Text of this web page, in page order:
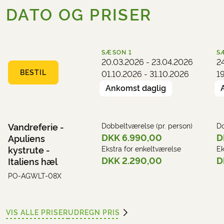
DATO OG PRISER
BESTIL
Vandreferie -
Apuliens
kystrute -
Italiens hæl
PO-AGWLT-08X
SÆSON 1
20.03.2026 - 23.04.2026
01.10.2026 - 31.10.2026
Ankomst daglig
Dobbeltværelse (pr. person)
DKK 6.990,00
Ekstra for enkeltværelse
DKK 2.290,00
VIS ALLE PRISERUDREGN PRIS